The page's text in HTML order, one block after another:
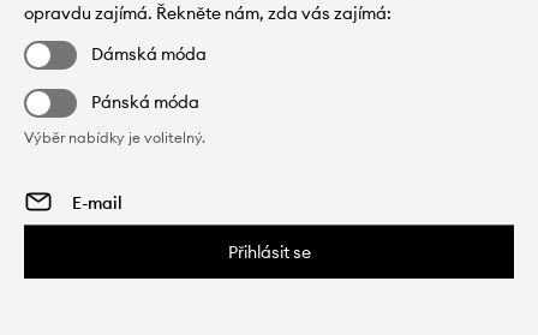
opravdu zajímá. Řekněte nám, zda vás zajímá:
Dámská móda
Pánská móda
Výběr nabídky je volitelný.
Přihlásit se